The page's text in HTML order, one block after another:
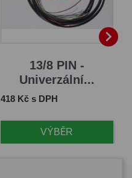
13/8 PIN -
Univerzální...
Cena
418 Kč s DPH
VÝBĚR
